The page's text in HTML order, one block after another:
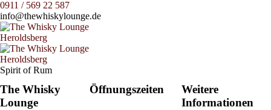
0911 / 569 22 587
info@thewhiskylounge.de
Spirit of Rum
The Whisky
Lounge
Öffnungszeiten
Weitere
Informationen